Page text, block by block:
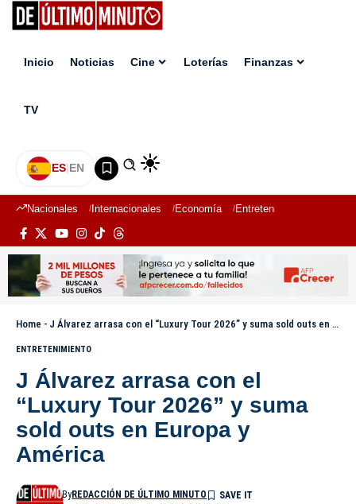
Inicio Noticias Cine Loterías Finanzas
TV
ES|EN
Nacionales Internacionales Economía Entretenimiento
Home - J Álvarez arrasa con el “Luxury Tour 2026” y suma sold outs en Europa y América
ENTRETENIMIENTO
J Álvarez arrasa con el
“Luxury Tour 2026” y suma
sold outs en Europa y
América
ByREDACCIÓN DE ÚLTIMO MINUTO